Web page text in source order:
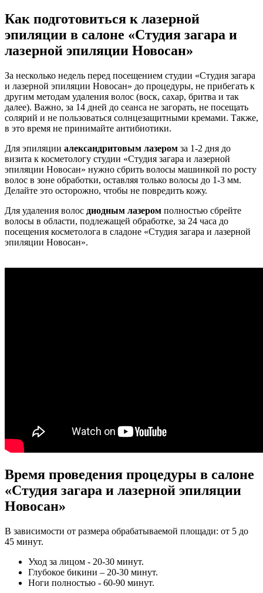
Как подготовиться к лазерной
эпиляции в салоне «Студия загара и
лазерной эпиляции Новосан»
За несколько недель перед посещением студии «Студия загара
и лазерной эпиляции Новосан» до процедуры, не прибегать к
другим методам удаления волос (воск, сахар, бритва и так
далее). Важно, за 14 дней до сеанса не загорать, не посещать
солярий и не пользоваться солнцезащитными кремами. Также,
в это время не принимайте антибиотики.
Для эпиляции александритовым лазером за 1-2 дня до
визита к косметологу студии «Студия загара и лазерной
эпиляции Новосан» нужно сбрить волосы машинкой по росту
волос в зоне обработки, оставляя только волосы до 1-3 мм.
Делайте это осторожно, чтобы не повредить кожу.
Для удаления волос диодным лазером полностью сбрейте
волосы в области, подлежащей обработке, за 24 часа до
посещения косметолога в сладоне «Студия загара и лазерной
эпиляции Новосан».
Время проведения процедуры в салоне
«Студия загара и лазерной эпиляции
Новосан»
В зависимости от размера обрабатываемой площади: от 5 до
45 минут.
Уход за лицом - 20-30 минут.
Глубокое бикини – 20-30 минут.
Ноги полностью - 60-90 минут.